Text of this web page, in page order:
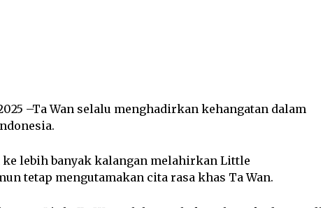
–Ta Wan selalu menghadirkan kehangatan dalam
lebih banyak kalangan melahirkan Little
tetap mengutamakan cita rasa khas Ta Wan.